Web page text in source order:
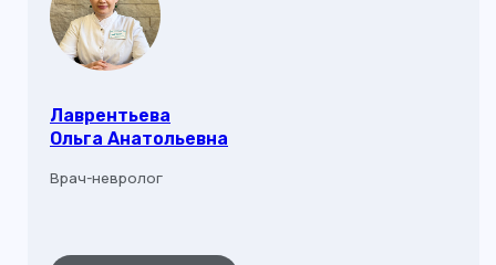
Лаврентьева
Ольга Анатольевна
Врач-невролог